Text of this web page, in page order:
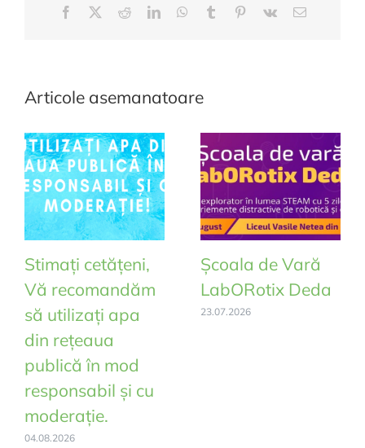
Deda,
Facebook
TwitterRedditLinkedInWhatsApp
Tumblr Pinterest
Vk
E-
Articole asemanatoare
Stimați cetățeni,
Vă recomandăm
să utilizați apa
din rețeaua
publică în mod
responsabil și cu
moderație.
04.08.2026
Școala de Vară
LabORotix Deda
23.07.2026